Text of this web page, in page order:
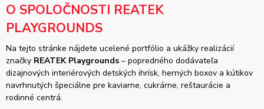
O SPOLOČNOSTI REATEK
PLAYGROUNDS
Na tejto stránke nájdete ucelené portfólio a ukážky realizácií
značky REATEK Playgrounds – popredného dodávateľa
dizajnových interiérových detských ihrísk, herných boxov a kútikov
navrhnutých špeciálne pre kaviarne, cukrárne, reštaurácie a
rodinné centrá.